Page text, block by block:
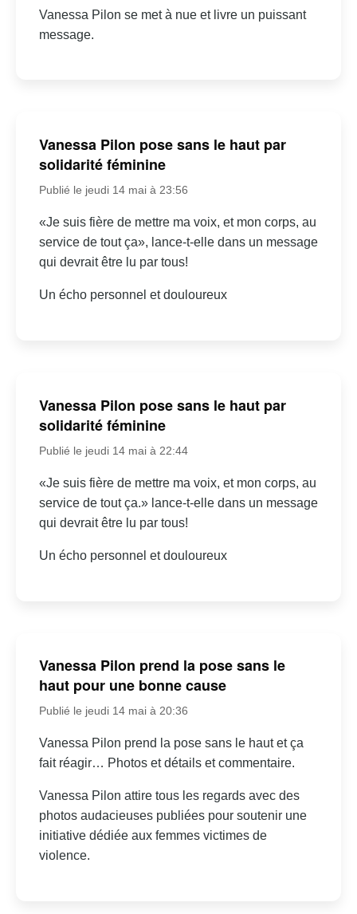
Vanessa Pilon se met à nue et livre un puissant
message.
Vanessa Pilon pose sans le haut par
solidarité féminine
Publié le jeudi 14 mai à 23:56
«Je suis fière de mettre ma voix, et mon corps, au
service de tout ça», lance-t-elle dans un message
qui devrait être lu par tous!
Un écho personnel et douloureux
Vanessa Pilon pose sans le haut par
solidarité féminine
Publié le jeudi 14 mai à 22:44
«Je suis fière de mettre ma voix, et mon corps, au
service de tout ça.» lance-t-elle dans un message
qui devrait être lu par tous!
Un écho personnel et douloureux
Vanessa Pilon prend la pose sans le
haut pour une bonne cause
Publié le jeudi 14 mai à 20:36
Vanessa Pilon prend la pose sans le haut et ça
fait réagir… Photos et détails et commentaire.
Vanessa Pilon attire tous les regards avec des
photos audacieuses publiées pour soutenir une
initiative dédiée aux femmes victimes de
violence.